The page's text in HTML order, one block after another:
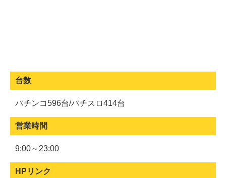
台数
パチンコ596台/パチスロ414台
営業時間
9:00～23:00
HPリンク